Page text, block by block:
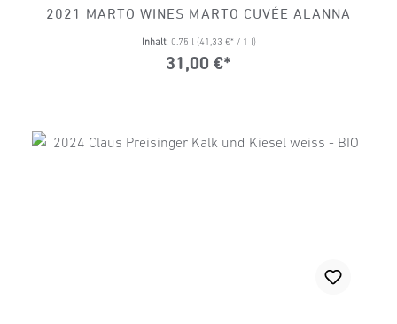
2021 MARTO WINES MARTO CUVÉE ALANNA
Inhalt: 0.75 l (41,33 €* / 1 l)
31,00 €*